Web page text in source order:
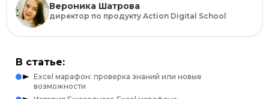
Вероника Шатрова
директор по продукту Action Digital School
В статье:
Excel марафон: проверка знаний или новые
возможности